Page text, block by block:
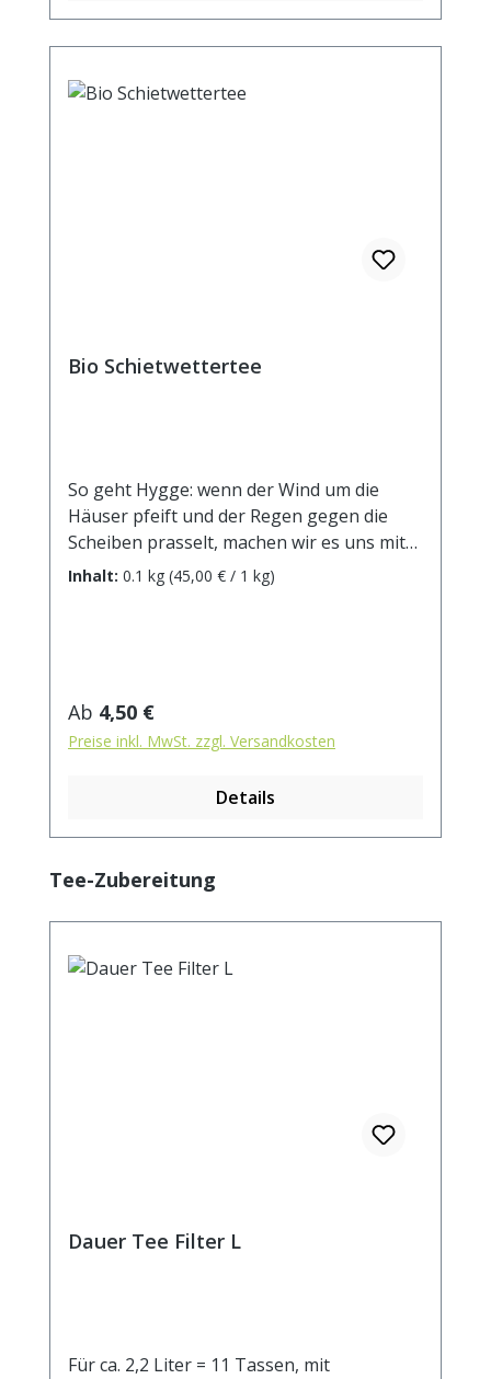
Bio Schietwettertee
So geht Hygge: wenn der Wind um die
Häuser pfeift und der Regen gegen die
Scheiben prasselt, machen wir es uns mit
dieser wohltuend entspannenden und
entfaltet sein Aroma.DE-ÖKO-001 Zutaten:
Anis*, Brom­beer­blät­ter*, Fen­chel*, Ap­fel*,
Ha­ge­but­ten­scha­len*, Ho­nig­busch­tee*, Ro­
Anbau Zubereitung: ca. 15g Tee mit 1 l.
kochendem Wasser aufgiessen. Ziehzeit:
Inhalt: 0.1 kg (45,00 € / 1 kg)
Regulärer Preis:
Ab 4,50 €
Preise inkl. MwSt. zzgl. Versandkosten
Details
Produktgalerie überspringen
Tee-Zubereitung
Dauer Tee Filter L
Für ca. 2,2 Liter = 11 Tassen, mit